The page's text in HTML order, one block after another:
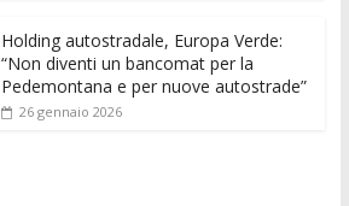
Holding autostradale, Europa Verde:
“Non diventi un bancomat per la
Pedemontana e per nuove autostrade”
26 gennaio 2026